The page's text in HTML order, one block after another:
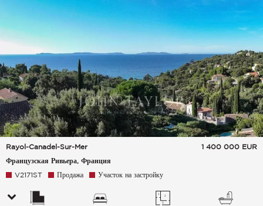
Rayol-Canadel-Sur-Mer
Французская Ривьера, Франция
1 400 000 EUR
V2171ST Продажа Участок на застройку